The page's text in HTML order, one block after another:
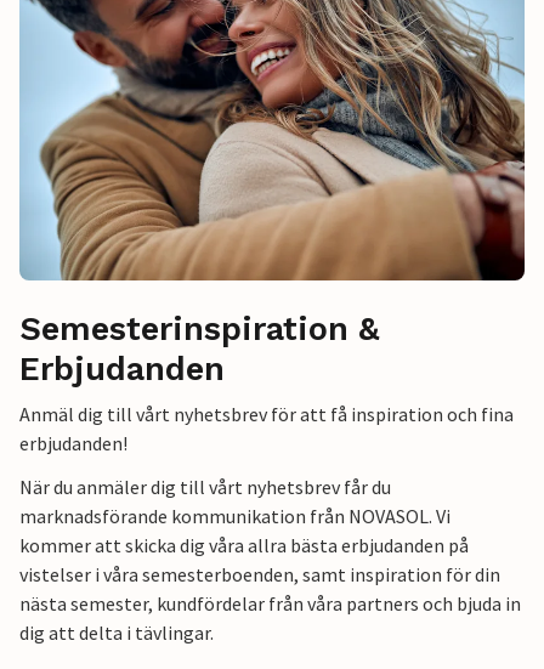
Semesterinspiration &
Erbjudanden
Anmäl dig till vårt nyhetsbrev för att få inspiration och fina
erbjudanden!
När du anmäler dig till vårt nyhetsbrev får du
marknadsförande kommunikation från NOVASOL. Vi
kommer att skicka dig våra allra bästa erbjudanden på
vistelser i våra semesterboenden, samt inspiration för din
nästa semester, kundfördelar från våra partners och bjuda in
dig att delta i tävlingar.